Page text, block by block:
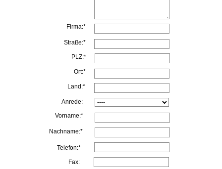
Firma:*
Straße:*
PLZ:*
Ort:*
Land:*
Vorname:*
Anrede:
Telefon:*
Fax:
Nachname:*